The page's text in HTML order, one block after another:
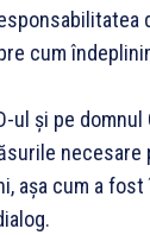
cum
ul și pe domnul
necesare
așa cum a